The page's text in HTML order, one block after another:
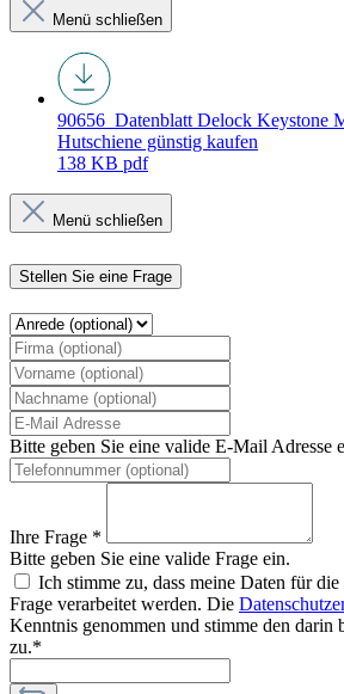
Menü schließen
90656_Datenblatt Delock Keystone
Hutschiene günstig kaufen
138 KB pdf
Menü schließen
Stellen Sie eine Frage
Bitte geben Sie eine valide E-Mail Adresse
Ihre Frage *
Bitte geben Sie eine valide Frage ein.
Ich stimme zu, dass meine Daten für
Frage verarbeitet werden. Die
Kenntnis genommen und stimme den darin
zu.*